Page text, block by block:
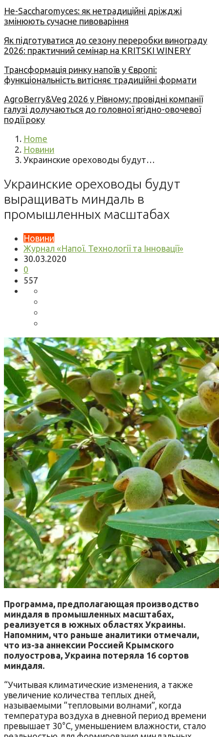
Не-Saccharomyces: як нетрадиційні дріжджі
змінюють сучасне пивоваріння
Як підготуватися до сезону переробки винограду
2026: практичний семінар на KRITSKI WINERY
Трансформація ринку напоїв у Європі:
функціональність витісняє традиційні формати
AgroBerry&Veg 2026 у Рівному: провідні компанії
галузі долучаються до головної ягідно-овочевої
події року
Home
Новини
Украинские ореховоды будут…
Украинские ореховоды будут
выращивать миндаль в
промышленных масштабах
Новини
Журнал «Напої. Технології та Інновації»
30.03.2020
0
557
Программа, предполагающая производство
миндаля в промышленных масштабах,
реализуется в южных областях Украины.
Напомним, что раньше аналитики отмечали,
что из-за аннексии Россией Крымского
полуострова, Украина потеряла 16 сортов
миндаля.
“Учитывая климатические изменения, а также
увеличение количества теплых дней,
называемыми “тепловыми волнами”, когда
температура воздуха в дневной период времени
превышает 30°С, уменьшением влажности, стало